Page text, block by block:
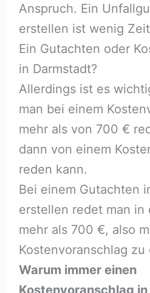
Anspruch. Ein
erstellen ist wenig
Ein Gutachten oder
in Darmstadt?
Allerdings ist es
man bei einem
mehr als von 700 €
dann von einem
reden kann.
Bei einem Gutachten
erstellen redet man in
mehr als 700 €, also
Kostenvoranschlag zu
Warum immer einen
Kostenvoranschlag